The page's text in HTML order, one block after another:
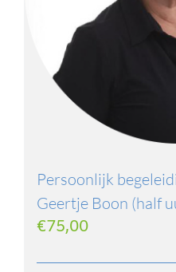
Persoonlijk
Geertje Boon (half
€75,00